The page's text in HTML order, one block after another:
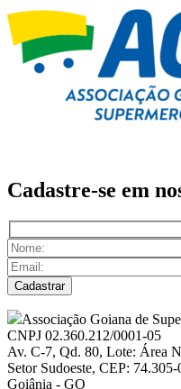
Cadastre-se em
Associação Goiana de
CNPJ 02.360.212/0001-05
Av. C-7, Qd. 80, Lote: Área
Setor Sudoeste, CEP: 74.305-
Goiânia - GO